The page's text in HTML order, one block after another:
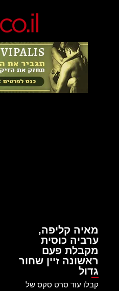
מאיה קליפה,
ערביה כוסית
מקבלת פעם
ראשונה זיין שחור
גדול
קבלו עוד סרט סקס של